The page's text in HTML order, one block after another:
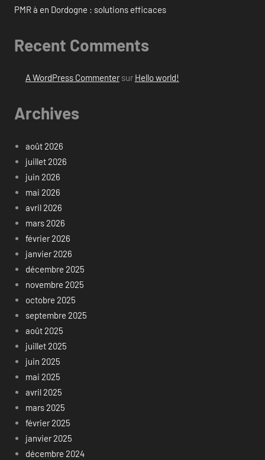
PMR à en Dordogne : solutions efficaces
Recent Comments
A WordPress Commentersur Hello world!
Archives
août 2026
juillet 2026
juin 2026
mai 2026
avril 2026
mars 2026
février 2026
janvier 2026
décembre 2025
novembre 2025
octobre 2025
septembre 2025
août 2025
juillet 2025
juin 2025
mai 2025
avril 2025
mars 2025
février 2025
janvier 2025
décembre 2024